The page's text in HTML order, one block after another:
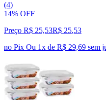
(4)
14% OFF
Preço R$ 25,53R$ 25,53
no Pix Ou 1x de R$ 29,69 sem